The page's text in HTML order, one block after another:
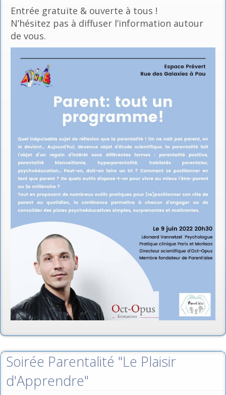
Entrée gratuite & ouverte à tous !
N’hésitez pas à diffuser l’information autour
de vous.
Soirée Parentalité "Le Plaisir
d'Apprendre"